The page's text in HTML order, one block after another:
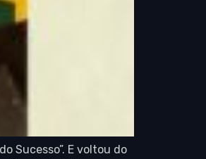
Sucesso”. E voltou do